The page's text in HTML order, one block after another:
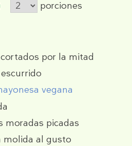
porciones
cortados por la mitad
vegana
moradas picadas
molida al gusto